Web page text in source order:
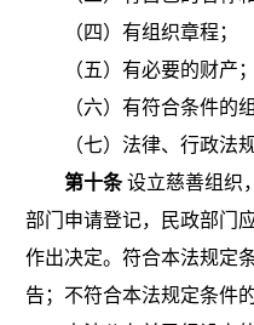
（四）有组织章程；
（五）有必要的财产；
（六）有符合条件的
（七）法律、行政法
第十条设立慈善组织
部门申请登记，民政部门
作出决定。符合本法规定
告；不符合本法规定条件